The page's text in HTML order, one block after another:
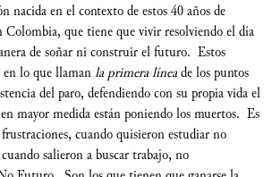
nacida en el contexto de estos 40 años de
Colombia, que tiene que vivir resolviendo el día
de soñar ni construir el futuro. Estos
en lo que llamanla primera líneade los puntos
del paro, defendiendo con su propia vida el
mayor medida están poniendo los muertos. Es
cuando quisieron estudiar no
salieron a buscar trabajo, no